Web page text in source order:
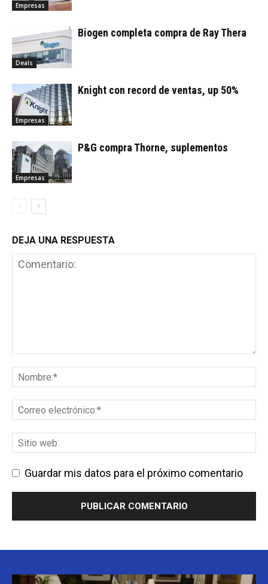
Empresas
Deals
Biogen completa compra de Ray Thera
Empresas
Knight con record de ventas, up 50%
Empresas
P&G compra Thorne, suplementos
DEJA UNA RESPUESTA
Guardar mis datos para el próximo comentario